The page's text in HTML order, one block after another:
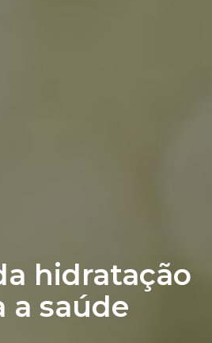
hidratação
a saúde